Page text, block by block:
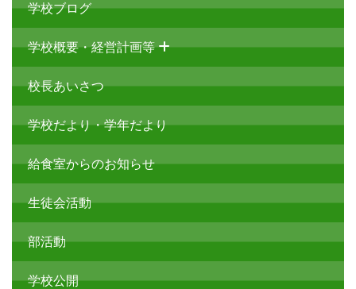
学校ブログ
学校概要・経営計画等
校長あいさつ
学校だより・学年だより
給食室からのお知らせ
生徒会活動
部活動
学校公開